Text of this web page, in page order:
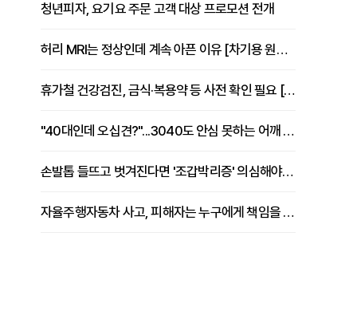
청년피자, 요기요 주문 고객 대상 프로모션 전개
허리 MRI는 정상인데 계속 아픈 이유 [차기용 원장 칼럼]
휴가철 건강검진, 금식·복용약 등 사전 확인 필요 [정도감 원장 칼럼]
"40대인데 오십견?"...3040도 안심 못하는 어깨 유착성 관절낭염
손발톱 들뜨고 벗겨진다면 '조갑박리증' 의심해야 [김철윤 원장 칼럼]
자율주행자동차 사고, 피해자는 누구에게 책임을 물을 수 있을까